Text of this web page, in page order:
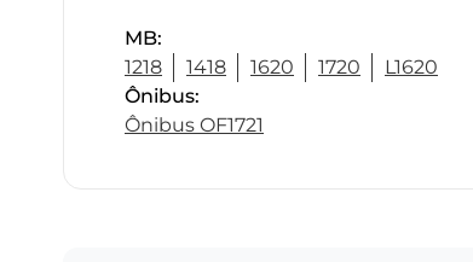
MB:
1218
1418 1620 1720
L1620
Ônibus:
Ônibus OF1721